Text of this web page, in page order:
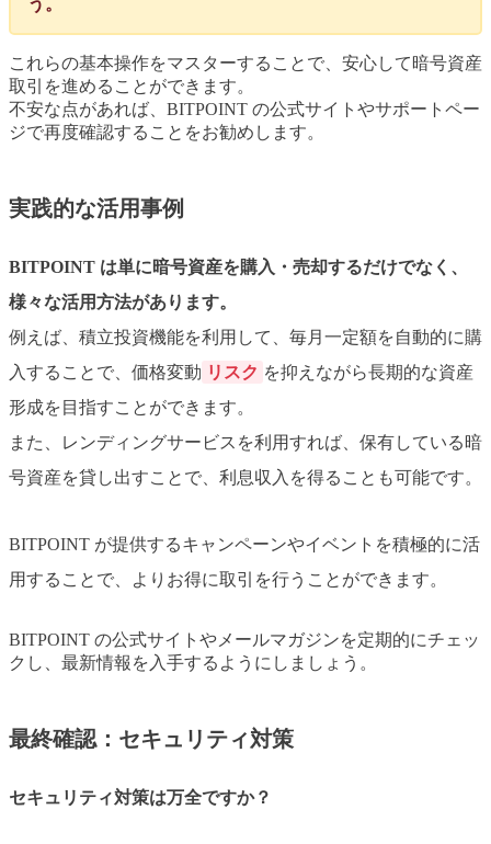
う。
これらの基本操作をマスターすることで、安心して暗号資産
取引を進めることができます。
不安な点があれば、BITPOINT の公式サイトやサポートペー
ジで再度確認することをお勧めします。
実践的な活用事例
BITPOINT は単に暗号資産を購入・売却するだけでなく、
様々な活用方法があります。
例えば、積立投資機能を利用して、毎月一定額を自動的に購
入することで、価格変動 リスク を抑えながら長期的な資産
形成を目指すことができます。
また、レンディングサービスを利用すれば、保有している暗
号資産を貸し出すことで、利息収入を得ることも可能です。
BITPOINT が提供するキャンペーンやイベントを積極的に活
用することで、よりお得に取引を行うことができます。
BITPOINT の公式サイトやメールマガジンを定期的にチェッ
クし、最新情報を入手するようにしましょう。
最終確認：セキュリティ対策
セキュリティ対策は万全ですか？